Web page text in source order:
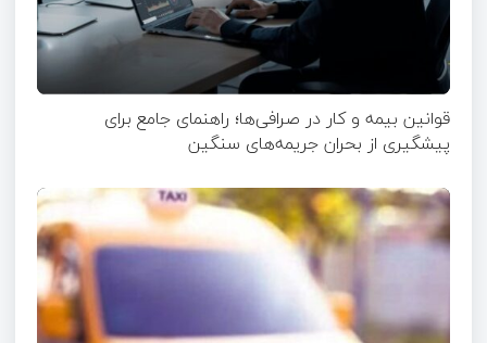
قوانین بیمه و کار در صرافی‌ها؛ راهنمای جامع برای
پیشگیری از بحران جریمه‌های سنگین